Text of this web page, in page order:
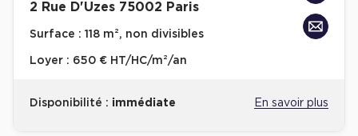
2 Rue D'Uzes 75002 Paris
Surface : 118 m², non divisibles
Loyer : 650 € HT/HC/m²/an
Disponibilité : immédiate En savoir plus